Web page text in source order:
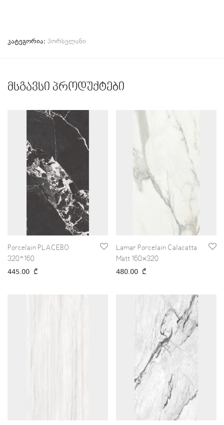
კატეგორია: პორსელანი
მსგავსი პროდუქტები
Porcelain PLACEBO
320*160
445.00 ₾
Lamar Porcelain Calacatta
Matt 160×320
480.00 ₾